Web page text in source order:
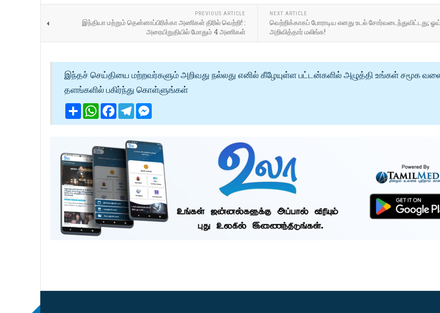
PREVIOUS ARTICLE
இந்தியா மற்றும் தென்னாப்பிரிக்கா அணிகள் திரில் வெற்றி! :
அரையிறுதியில் மோதும் 4 அணிகள்
NEXT ARTICLE
வெற்றிக்காகப் போராடிய எனது உடல் சோர்வடைந்துவிட்டது;
அறிவித்தார் மலிங்க!
இந்தச் செய்தியை மற்றவர்களும் அறிவது நல்லது எனில் கீழேயுள்ள பட்டன்களில் அழுத்தி உங்கள் சமூக
தளங்களில் பகிர்ந்து கொள்ளுங்கள்
ShareWhatsApp
Facebook
Telegram